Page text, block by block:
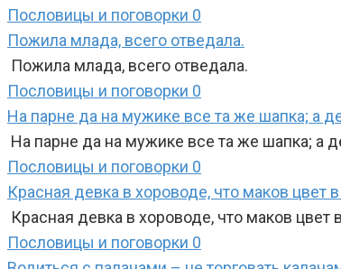
Пословицы и поговорки 0
Пожила млада, всего отведала.
Пожила млада, всего отведала.
Пословицы и поговорки 0
На парне да на мужике все та же шапка; а
На парне да на мужике все та же шапка; а
Пословицы и поговорки 0
Красная девка в хороводе, что маков цвет
Красная девка в хороводе, что маков цвет
Пословицы и поговорки 0